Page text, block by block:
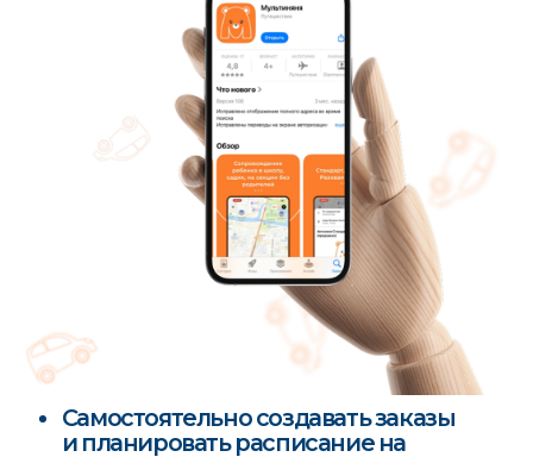
Вы хотите освободить время для
себя, не переживая за ребенка
мы разработали собственную
СТРОГИЙ ОТБОР
ИСПОЛНИТЕЛЕЙ